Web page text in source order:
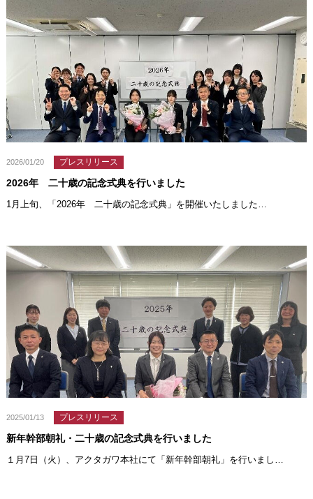
2026/01/20 プレスリリース
2026年 二十歳の記念式典を行いました
1月上旬、「2026年 二十歳の記念式典」を開催いたしました…
2025/01/13 プレスリリース
新年幹部朝礼・二十歳の記念式典を行いました
１月7日（火）、アクタガワ本社にて「新年幹部朝礼」を行いまし…